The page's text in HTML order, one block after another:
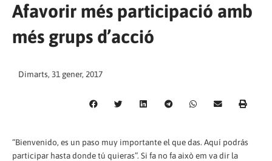
Afavorir més participació amb
més grups d’acció
Dimarts, 31 gener, 2017
“Bienvenido, es un paso muy importante el que das. Aquí podrás
participar hasta donde tú quieras”. Si fa no fa això em va dir la